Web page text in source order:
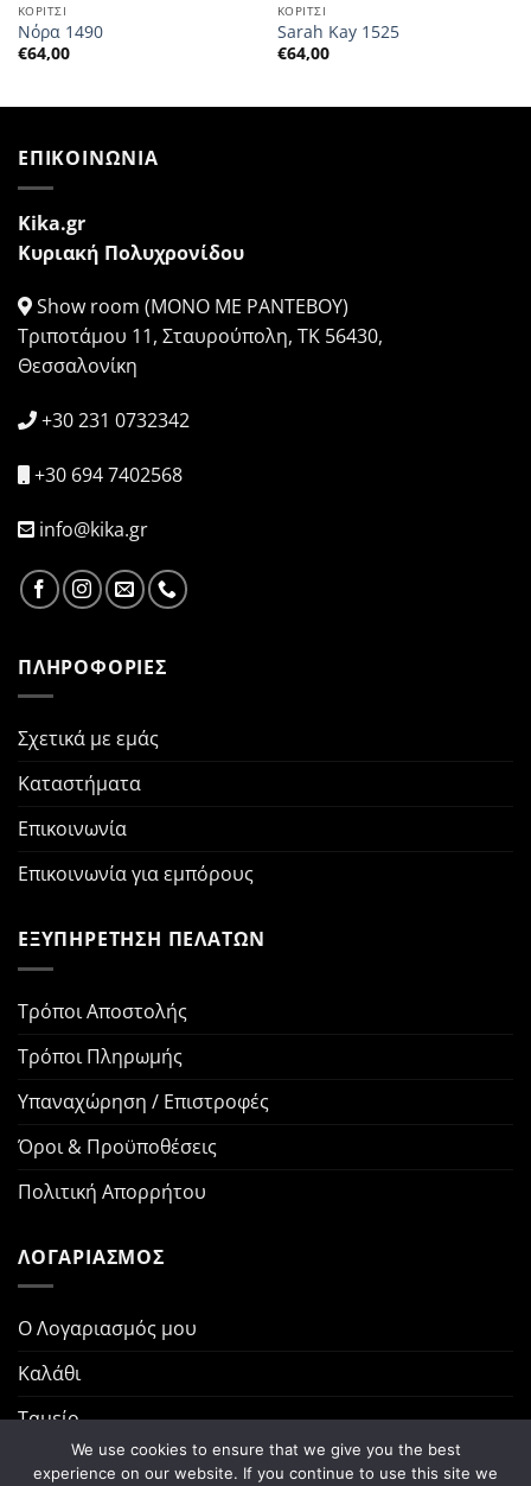
ΚΟΡΙΤΣΙ
Νόρα 1490
€64,00
ΚΟΡΙΤΣΙ
Sarah Kay 1525
€64,00
ΕΠΙΚΟΙΝΩΝΙΑ
Kika.gr
Κυριακή Πολυχρονίδου
Show room (ΜΟΝΟ ΜΕ ΡΑΝΤΕΒΟΥ)
Τριποτάμου 11, Σταυρούπολη, ΤΚ 56430,
Θεσσαλονίκη
+30 231 0732342
+30 694 7402568
info@kika.gr
ΠΛΗΡΟΦΟΡΙΕΣ
Σχετικά με εμάς
Καταστήματα
Επικοινωνία
Επικοινωνία για εμπόρους
ΕΞΥΠΗΡΕΤΗΣΗ ΠΕΛΑΤΩΝ
Τρόποι Αποστολής
Τρόποι Πληρωμής
Υπαναχώρηση / Επιστροφές
Όροι & Προϋποθέσεις
Πολιτική Απορρήτου
ΛΟΓΑΡΙΑΣΜΟΣ
Ο Λογαριασμός μου
Καλάθι
Ταμείο
Παραγγελίες
We use cookies to ensure that we give you the best
experience on our website. If you continue to use this site we